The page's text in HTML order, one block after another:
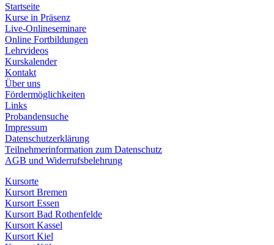
Startseite
Kurse in Präsenz
Live-Onlineseminare
Online Fortbildungen
Lehrvideos
Kurskalender
Kontakt
Über uns
Fördermöglichkeiten
Links
Probandensuche
Impressum
Datenschutzerklärung
Teilnehmerinformation zum Datenschutz
AGB und Widerrufsbelehrung
Kursorte
Kursort Bremen
Kursort Essen
Kursort Bad Rothenfelde
Kursort Kassel
Kursort Kiel